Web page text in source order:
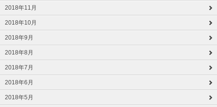
2018年11月
2018年10月
2018年9月
2018年8月
2018年7月
2018年6月
2018年5月